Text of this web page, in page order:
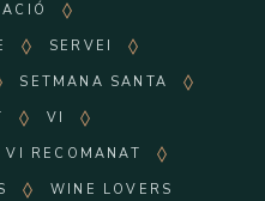
SERVEI
SETMANA SANTA
VI
VI RECOMANAT
WINE LOVERS